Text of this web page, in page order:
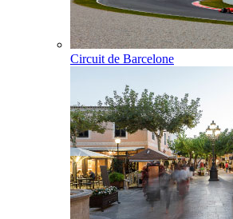
Circuit de Barcelone